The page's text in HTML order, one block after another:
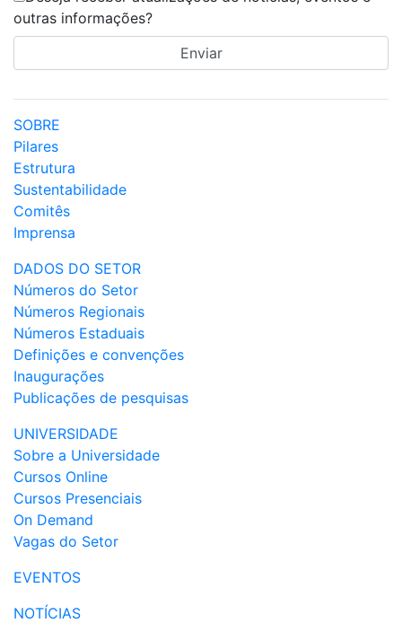
outras informações?
SOBRE
Pilares
Estrutura
Sustentabilidade
Comitês
Imprensa
DADOS DO SETOR
Números do Setor
Números Regionais
Números Estaduais
Definições e convenções
Inaugurações
Publicações de pesquisas
UNIVERSIDADE
Sobre a Universidade
Cursos Online
Cursos Presenciais
On Demand
Vagas do Setor
EVENTOS
NOTÍCIAS